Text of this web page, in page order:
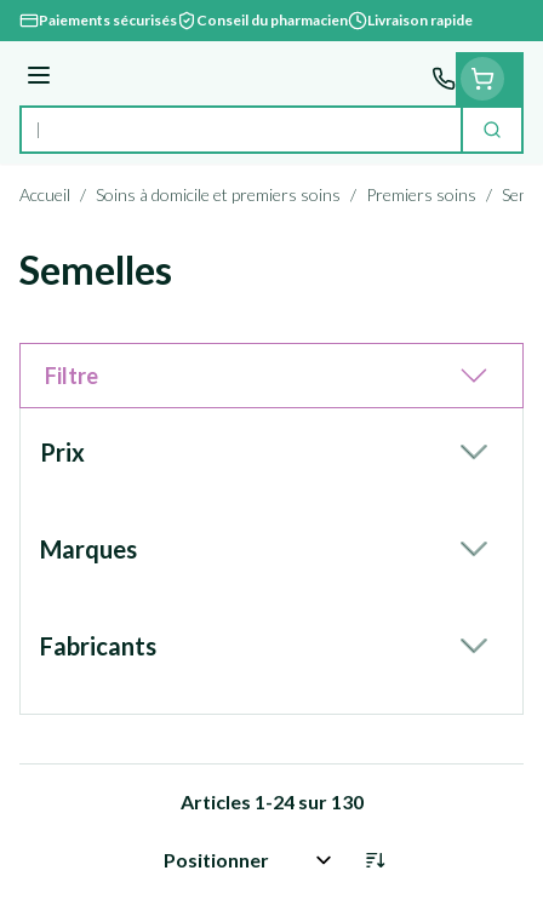
Aller au contenu
Paiements sécurisés Conseil du pharmacien Livraison rapide
Menu
Rechercher
Accueil / Soins à domicile et premiers soins / Premiers soins /
Semelles
Filtre
Prix
Marques
Fabricants
Articles 1-24sur 130
Trier par: